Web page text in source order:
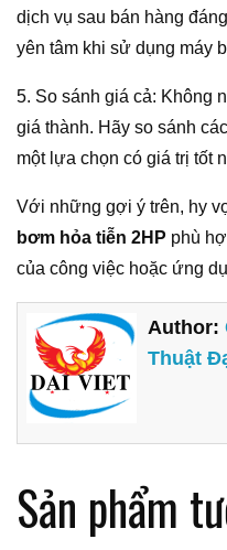
dịch vụ sau bán hàng
yên tâm khi sử dụng máy
5. So sánh giá cả: Không
giá thành. Hãy so sánh
một lựa chọn có giá trị tốt
Với những gợi ý trên, hy
bơm hỏa tiễn 2HP phù
của công việc hoặc ứng
Author:
Thuật
Sản phẩm